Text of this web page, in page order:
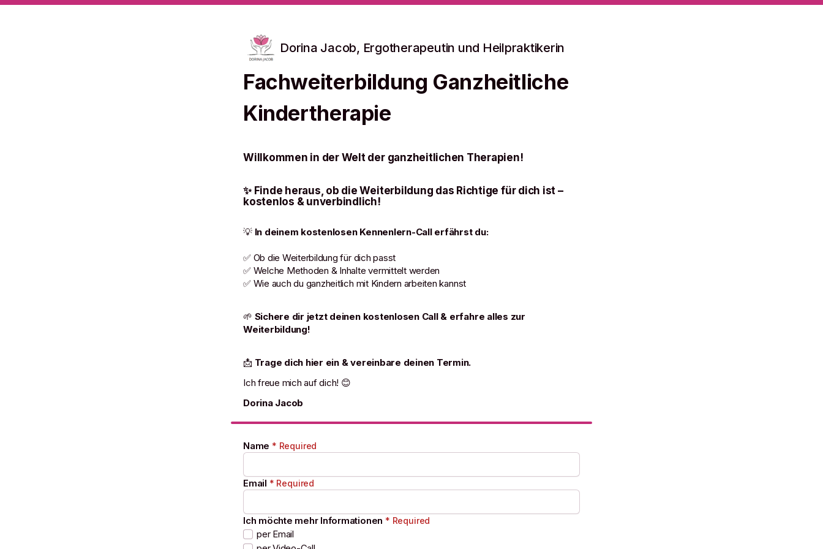
Dorina Jacob, Ergotherapeutin und Heilpraktikerin
Fachweiterbildung Ganzheitliche
Kindertherapie
Willkommen in der Welt der ganzheitlichen Therapien!
✨ Finde heraus, ob die Weiterbildung das Richtige für dich ist –
kostenlos & unverbindlich!
💡 In deinem kostenlosen Kennenlern-Call erfährst du:
✅ Ob die Weiterbildung für dich passt
✅ Welche Methoden & Inhalte vermittelt werden
✅ Wie auch du ganzheitlich mit Kindern arbeiten kannst
🌱 Sichere dir jetzt deinen kostenlosen Call & erfahre alles zur
Weiterbildung!
📩 Trage dich hier ein & vereinbare deinen Termin.
Ich freue mich auf dich! 😊
Dorina Jacob
Name * Required
Email * Required
Ich möchte mehr Informationen * Required
per Email